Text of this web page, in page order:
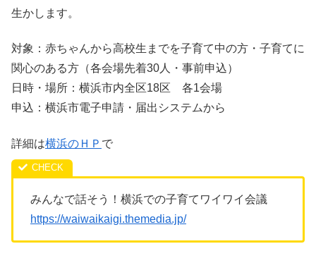
生かします。
対象：赤ちゃんから高校生までを子育て中の方・子育てに
関心のある方（各会場先着30人・事前申込）
日時・場所：横浜市内全区18区 各1会場
申込：横浜市電子申請・届出システムから
詳細は横浜のＨＰ で
みんなで話そう！横浜での子育てワイワイ会議
https://waiwaikaigi.themedia.jp/